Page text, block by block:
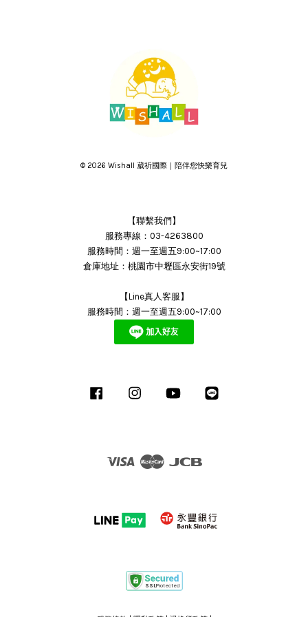
© 2026 Wishall 葳祈國際｜陪伴您快樂育兒
【聯繫我們】
服務專線：03-4263800
服務時間：週一至週五9:00~17:00
倉庫地址：桃園市中壢區永安街19號
【Line真人客服】
服務時間：週一至週五9:00~17:00
Facebook Instagram YouTube
Visa Master